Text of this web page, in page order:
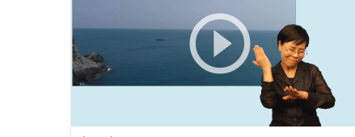
play_circle_outline